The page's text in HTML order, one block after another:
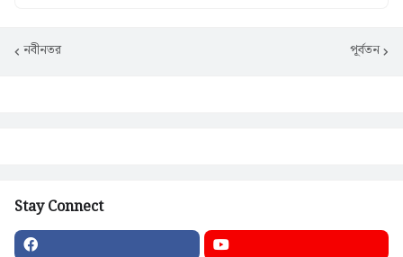
নবীনতর পূর্বতন
Stay Connect